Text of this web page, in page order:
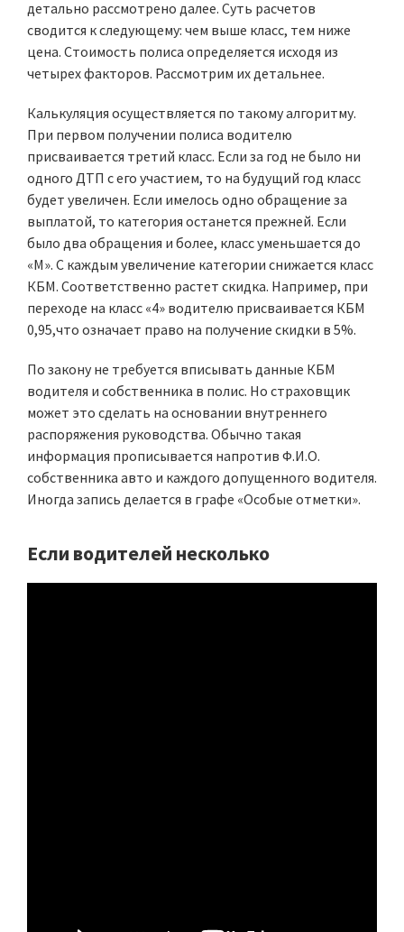
детально рассмотрено далее. Суть расчетов
сводится к следующему: чем выше класс, тем ниже
цена. Стоимость полиса определяется исходя из
четырех факторов. Рассмотрим их детальнее.
Калькуляция осуществляется по такому алгоритму.
При первом получении полиса водителю
присваивается третий класс. Если за год не было ни
одного ДТП с его участием, то на будущий год класс
будет увеличен. Если имелось одно обращение за
выплатой, то категория останется прежней. Если
было два обращения и более, класс уменьшается до
«M». С каждым увеличение категории снижается класс
КБМ. Соответственно растет скидка. Например, при
переходе на класс «4» водителю присваивается КБМ
0,95,что означает право на получение скидки в 5%.
По закону не требуется вписывать данные КБМ
водителя и собственника в полис. Но страховщик
может это сделать на основании внутреннего
распоряжения руководства. Обычно такая
информация прописывается напротив Ф.И.О.
собственника авто и каждого допущенного водителя.
Иногда запись делается в графе «Особые отметки».
Если водителей несколько